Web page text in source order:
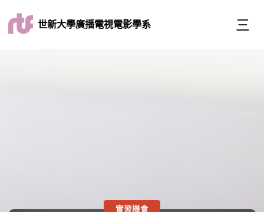
世新大學廣播電視電影學系
實習機會